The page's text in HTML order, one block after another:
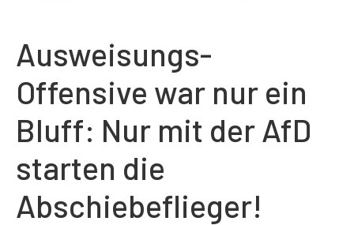
Ausweisungs-
Offensive war nur ein
Bluff: Nur mit der AfD
starten die
Abschiebeflieger!